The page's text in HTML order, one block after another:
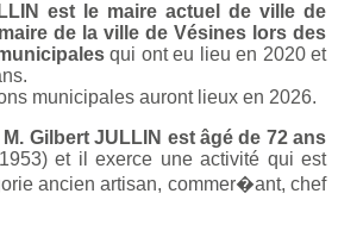
est le maire actuel de ville de
de la ville de Vésines lors des
qui ont eu lieu en 2020 et
municipales auront lieux en 2026.
Gilbert JULLIN est âgé de 72 ans
et il exerce une activité qui est
ancien artisan, commer�ant, chef